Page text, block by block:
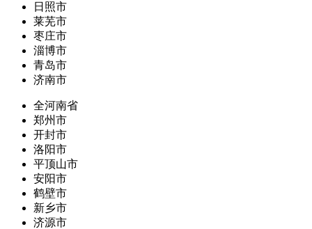
日照市
莱芜市
枣庄市
淄博市
青岛市
济南市
全河南省
郑州市
开封市
洛阳市
平顶山市
安阳市
鹤壁市
新乡市
济源市